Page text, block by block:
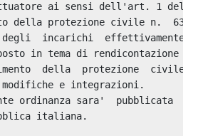
ai sensi dell'art. 1
della protezione civile n.  630
degli  incarichi  effettivamente
in tema di rendicontazione
della  protezione  civile  del
modifiche e integrazioni.
ordinanza sara'  pubblicata
italiana.